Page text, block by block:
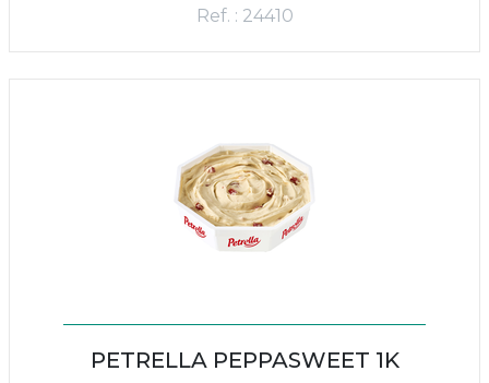
Ref. : 24410
PETRELLA PEPPASWEET 1K